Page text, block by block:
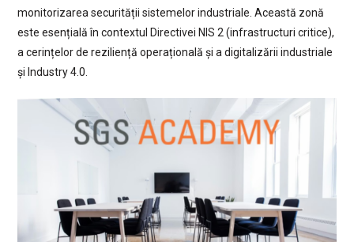
monitorizarea securității sistemelor industriale. Această zonă
este esențială în contextul Directivei NIS 2 (infrastructuri critice),
a cerințelor de reziliență operațională și a digitalizării industriale
și Industry 4.0.